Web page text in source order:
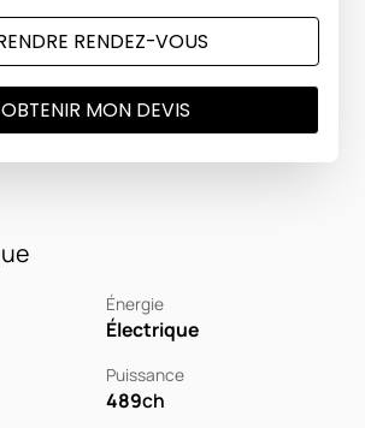
Énergie
Électrique
Puissance
489ch
RENDEZ-VOUS
OBTENIR MON DEVIS